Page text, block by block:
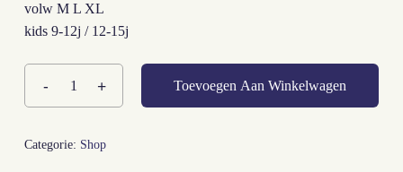
volw M L XL
kids 9-12j / 12-15j
Toevoegen Aan Winkelwagen
Categorie: Shop